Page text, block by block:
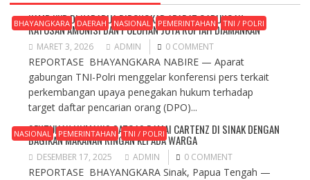
BHAYANGKARA DAERAH NASIONAL PEMERINTAHAN TNI / POLRI
KAMP KKB DI NABARUA DIBONGKAR APARAT GABUNGAN,
RATUSAN AMUNISI DAN PULUHAN JUTA RUPIAH DIAMANKAN
MARET 3, 2026 ADMIN 0 COMMENT
REPORTASE BHAYANGKARA NABIRE — Aparat
gabungan TNI-Polri menggelar konferensi pers terkait
perkembangan upaya penegakan hukum terhadap
target daftar pencarian orang (DPO)...
NASIONAL PEMERINTAHAN TNI / POLRI
SENTUHAN HUMANIS SATGAS DAMAI CARTENZ DI SINAK DENGAN
BAGIKAN MAKANAN RINGAN KEPADA WARGA
DESEMBER 17, 2025 ADMIN 0 COMMENT
REPORTASE BHAYANGKARA Sinak, Papua Tengah —